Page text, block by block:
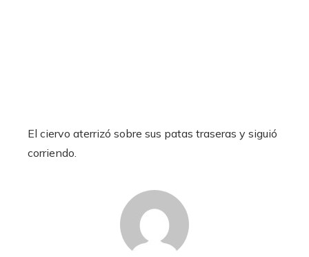
El ciervo aterrizó sobre sus patas traseras y siguió
corriendo.